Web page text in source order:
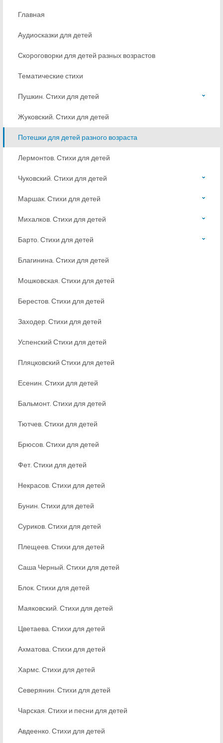
Главная
Аудиосказки для детей
Скороговорки для детей разных возрастов
Тематические стихи
Пушкин. Стихи для детей
Жуковский. Стихи для детей
Потешки для детей разного возраста
Лермонтов. Стихи для детей
Чуковский. Стихи для детей
Маршак. Стихи для детей
Михалков. Стихи для детей
Барто. Стихи для детей
Благинина. Стихи для детей
Мошковская. Стихи для детей
Берестов. Стихи для детей
Заходер. Стихи для детей
Успенский Стихи для детей
Пляцковский Стихи для детей
Есенин. Стихи для детей
Бальмонт. Стихи для детей
Тютчев. Стихи для детей
Брюсов. Стихи для детей
Фет. Стихи для детей
Некрасов. Стихи для детей
Бунин. Стихи для детей
Суриков. Стихи для детей
Плещеев. Стихи для детей
Саша Черный. Стихи для детей
Блок. Стихи для детей
Маяковский. Стихи для детей
Цветаева. Стихи для детей
Ахматова. Стихи для детей
Хармс. Стихи для детей
Северянин. Стихи для детей
Чарская. Стихи и песни для детей
Авдеенко. Стихи для детей